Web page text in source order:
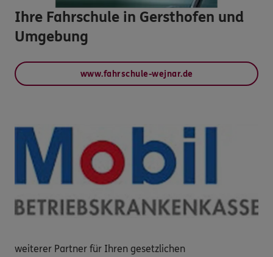
Ihre Fahrschule in Gersthofen und
Umgebung
www.fahrschule-wejnar.de
weiterer Partner für Ihren gesetzlichen